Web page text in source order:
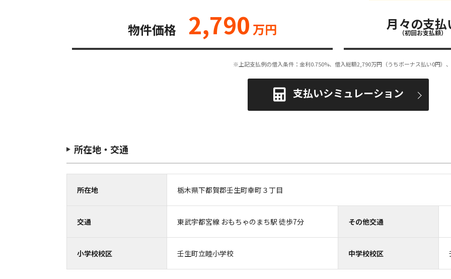
物件価格 2,790 万円 月々の支払
（初回お支払額）
※上記支払例の借入条件：金利0.750%、借入総額2,790万円（うちボーナス払い0円）
支払いシミュレーション
所在地・交通
所在地 栃木県下都賀郡壬生町幸町３丁目
交通 東武宇都宮線 おもちゃのまち駅 徒歩7分 その他交通
小学校校区 壬生町立睦小学校 中学校校区